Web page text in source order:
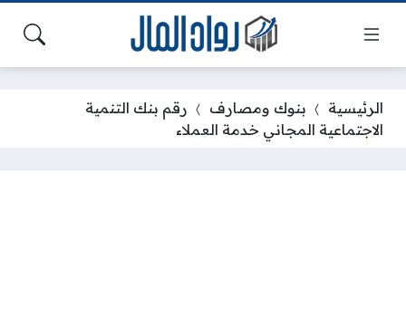
الرئيسية بنوك ومصارف
رقم بنك التنمية
الاجتماعية المجاني خدمة العملاء